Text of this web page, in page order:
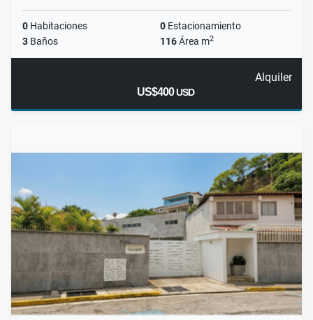
0 Habitaciones 0 Estacionamiento
3 Baños 116Área m2
Alquiler
US$400USD